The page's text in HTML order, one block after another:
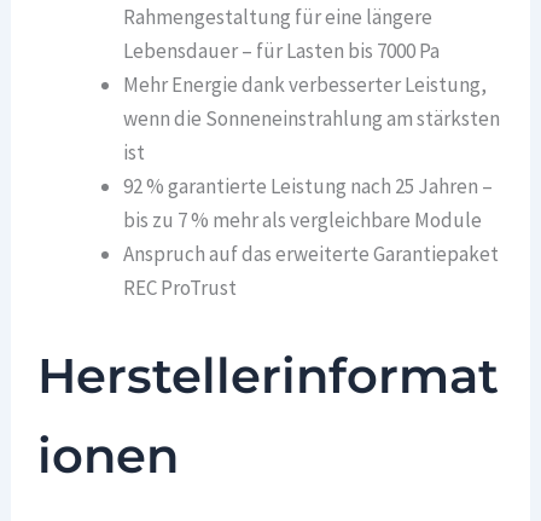
Rahmengestaltung für eine längere
Lebensdauer – für Lasten bis 7000 Pa
Mehr Energie dank verbesserter Leistung,
wenn die Sonneneinstrahlung am stärksten
ist
92 % garantierte Leistung nach 25 Jahren –
bis zu 7 % mehr als vergleichbare Module
Anspruch auf das erweiterte Garantiepaket
REC ProTrust
Herstellerinformat
ionen